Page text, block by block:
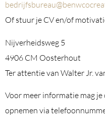
Of stuur je CV en/of
Nijverheidsweg 5
4906 CM Oosterhout
Ter attentie van Walter Jr.
Voor meer informatie mag
opnemen via